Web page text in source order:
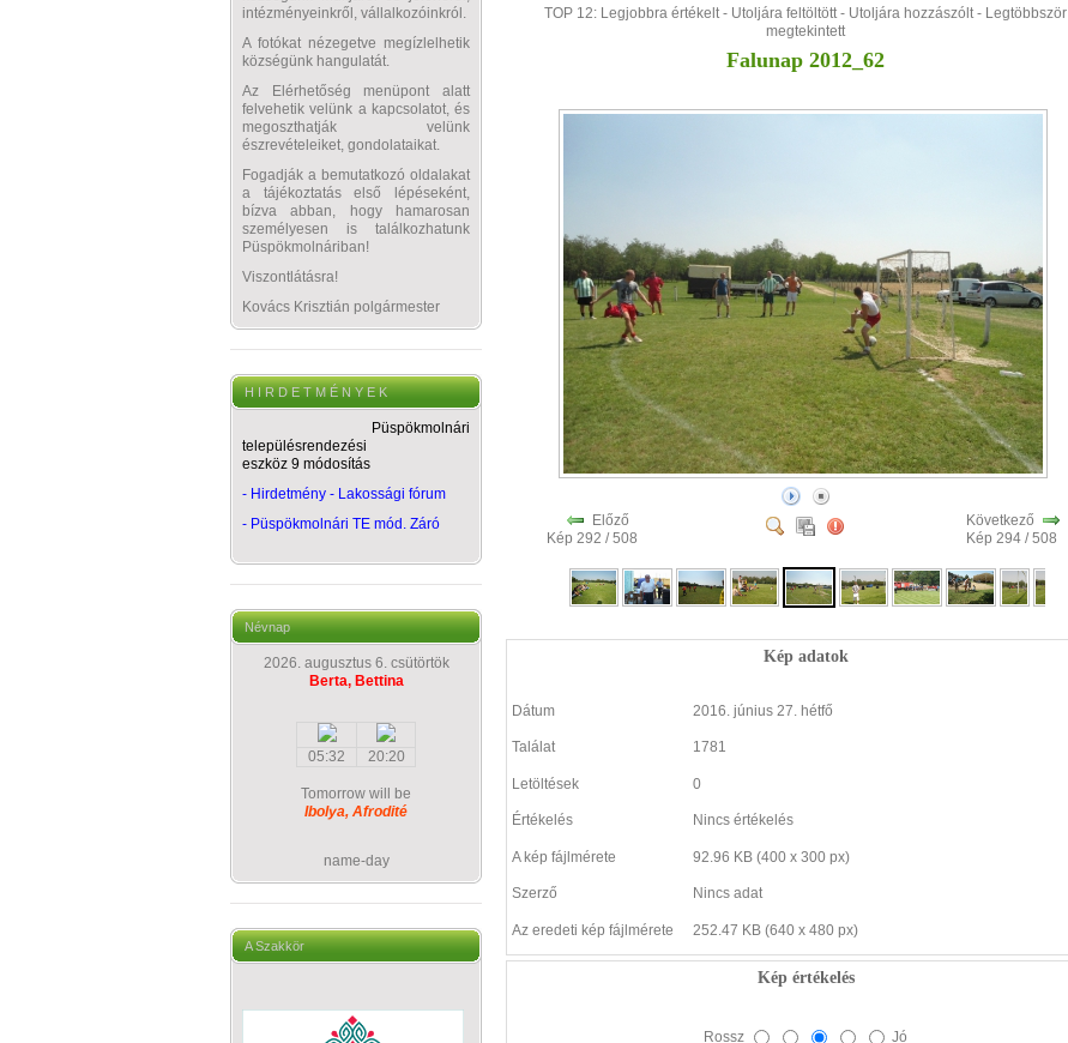
intézményeinkről, vállalkozóinkról.
A fotókat nézegetve megízlelhetik
községünk hangulatát.
Az Elérhetőség menüpont alatt
felvehetik velünk a kapcsolatot, és
megoszthatják velünk
észrevételeiket, gondolataikat.
Fogadják a bemutatkozó oldalakat
a tájékoztatás első lépéseként,
bízva abban, hogy hamarosan
személyesen is találkozhatunk
Püspökmolnáriban!
Viszontlátásra!
Kovács Krisztián polgármester
H I R D E T M É N Y E K
Püspökmolnári
településrendezési
eszköz 9 módosítás
- Hirdetmény - Lakossági fórum
- Püspökmolnári TE mód. Záró
Névnap
2026. augusztus 6. csütörtök
Berta, Bettina
05:32 20:20
Tomorrow will be
Ibolya, Afrodité
name-day
A Szakkör
TOP 12: Legjobbra értékelt - Utoljára feltöltött - Utoljára hozzászólt - Legtöbbször
megtekintett
Falunap 2012_62
Előző
Kép 292 / 508
Következő
Kép 294 / 508
Kép adatok
Dátum 2016. június 27. hétfő
Találat 1781
Letöltések 0
Értékelés Nincs értékelés
A kép fájlmérete 92.96 KB (400 x 300 px)
Szerző Nincs adat
Az eredeti kép fájlmérete 252.47 KB (640 x 480 px)
Kép értékelés
Rossz Jó